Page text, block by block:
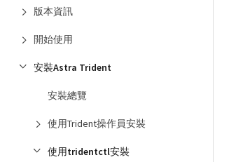
版本資訊
開始使用
安裝Astra Trident
安裝總覽
使用Trident操作員安裝
使用tridentctl安裝